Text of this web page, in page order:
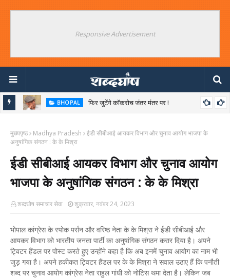
Responsive Advertisement
BHOPAL फिर जुटेंगे कॉकरोच जंतर मंतर पर !
मुख्यपृष्ठ Madhya Pradesh
ईडी सीबीआई आयकर विभाग और चुनाव आयोग भाजपा के
अनुषांगिक संगठन : के के मिश्रा
ईडी सीबीआई आयकर विभाग और चुनाव आयोग
भाजपा के अनुषांगिक संगठन : के के मिश्रा
शब्दघोष समाचार सेवा शुक्रवार, नवंबर 24, 2023
भोपाल कांग्रेस के स्पोक पर्सन और वरिष्ठ नेता के के मिश्रा ने ईडी सीबीआई और
आयकर विभाग को भारतीय जनता पार्टी का अनुषांगिक संगठन करार दिया है। अपने
ट्विटर हैंडल पर पोस्ट करते हुए उन्होंने कहा है कि अब इनमें चुनाव आयोग का नाम भी
जुड़ गया है। अपने हकीकत ट्विटर हैंडल पर के के मिश्रा ने सवाल उठाए हैं कि पनौती
शब्द पर चुनाव आयोग कांग्रेस नेता राहुल गांधी को नोटिस थमा देता है। लेकिन जब